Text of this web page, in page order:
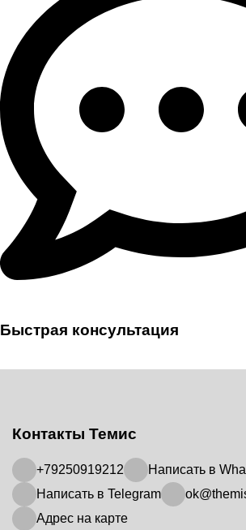
Быстрая консультация
Контакты Темис
+79250919212
Написать в
Написать в Telegram
Адрес на карте